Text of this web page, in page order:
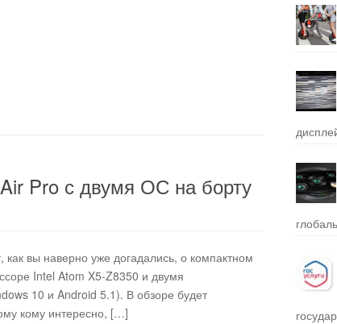
Pro с двумя ОС на борту
как вы наверно уже догадались, о компактном
Intel Atom X5-Z8350 и двумя
10 и Android 5.1). В обзоре будет
кому интересно, […]